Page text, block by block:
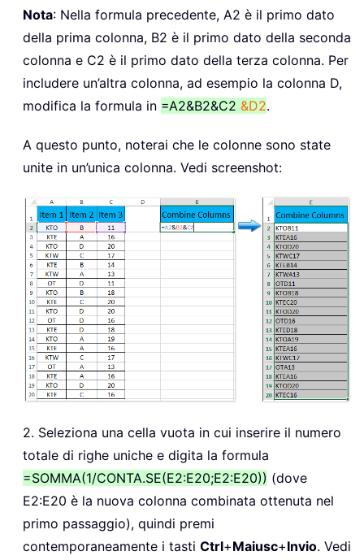
Nota: Nella formula precedente, A2 è il primo dato
della prima colonna, B2 è il primo dato della seconda
colonna e C2 è il primo dato della terza colonna. Per
includere un’altra colonna, ad esempio la colonna D,
modifica la formula in =A2&B2&C2 &D2.
A questo punto, noterai che le colonne sono state
unite in un’unica colonna. Vedi screenshot:
2. Seleziona una cella vuota in cui inserire il numero
totale di righe uniche e digita la formula
=SOMMA(1/CONTA.SE(E2:E20;E2:E20)) (dove
E2:E20 è la nuova colonna combinata ottenuta nel
primo passaggio), quindi premi
contemporaneamente i tasti Ctrl+Maiusc+Invio. Vedi